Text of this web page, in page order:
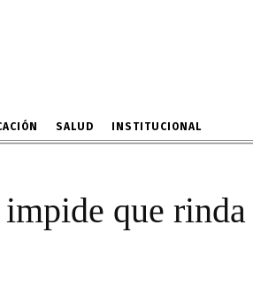
SALUD INSTITUCIONAL
e impide
que rinda